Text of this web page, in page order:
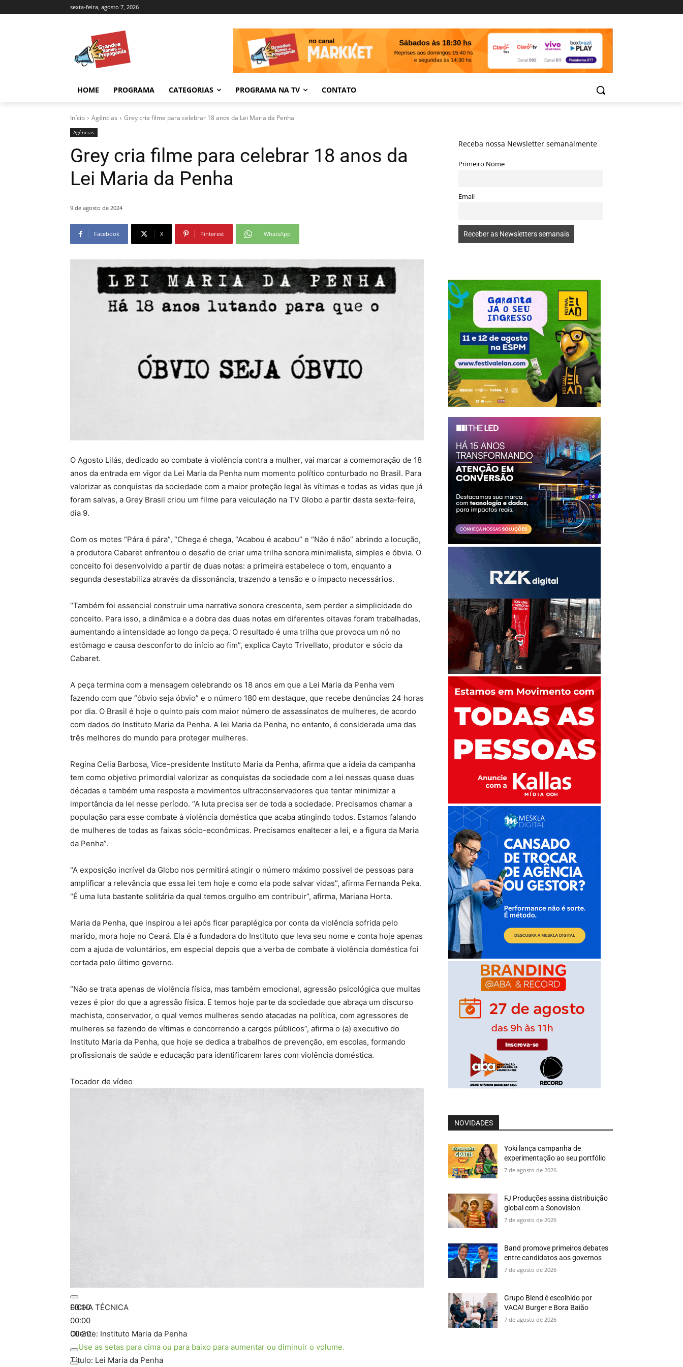
sexta-feira, agosto 7, 2026
HOME PROGRAMA CATEGORIAS PROGRAMA NA TV CONTATO
Início Agências Grey cria filme para celebrar 18 anos da Lei Maria da Penha
Agências
Grey cria filme para celebrar 18 anos da
Lei Maria da Penha
9 de agosto de 2024
Facebook X Pinterest WhatsApp
O Agosto Lilás, dedicado ao combate à violência contra a mulher, vai marcar a comemoração de 18
anos da entrada em vigor da Lei Maria da Penha num momento político conturbado no Brasil. Para
valorizar as conquistas da sociedade com a maior proteção legal às vítimas e todas as vidas que já
foram salvas, a Grey Brasil criou um filme para veiculação na TV Globo a partir desta sexta-feira,
dia 9.
Com os motes “Pára é pára”, “Chega é chega, “Acabou é acabou” e “Não é não” abrindo a locução,
a produtora Cabaret enfrentou o desafio de criar uma trilha sonora minimalista, simples e óbvia. O
conceito foi desenvolvido a partir de duas notas: a primeira estabelece o tom, enquanto a
segunda desestabiliza através da dissonância, trazendo a tensão e o impacto necessários.
“Também foi essencial construir uma narrativa sonora crescente, sem perder a simplicidade do
conceito. Para isso, a dinâmica e a dobra das duas notas em diferentes oitavas foram trabalhadas,
aumentando a intensidade ao longo da peça. O resultado é uma trilha que provoca um nó no
estômago e causa desconforto do início ao fim”, explica Cayto Trivellato, produtor e sócio da
Cabaret.
A peça termina com a mensagem celebrando os 18 anos em que a Lei Maria da Penha vem
fazendo com que “óbvio seja óbvio” e o número 180 em destaque, que recebe denúncias 24 horas
por dia. O Brasil é hoje o quinto país com maior número de assassinatos de mulheres, de acordo
com dados do Instituto Maria da Penha. A lei Maria da Penha, no entanto, é considerada uma das
três melhores do mundo para proteger mulheres.
Regina Celia Barbosa, Vice-presidente Instituto Maria da Penha, afirma que a ideia da campanha
tem como objetivo primordial valorizar as conquistas da sociedade com a lei nessas quase duas
décadas e também uma resposta a movimentos ultraconservadores que tentar minimizar a
importância da lei nesse período. “A luta precisa ser de toda a sociedade. Precisamos chamar a
população para esse combate à violência doméstica que acaba atingindo todos. Estamos falando
de mulheres de todas as faixas sócio-econômicas. Precisamos enaltecer a lei, e a figura da Maria
da Penha”.
“A exposição incrível da Globo nos permitirá atingir o número máximo possível de pessoas para
amplificar a relevância que essa lei tem hoje e como ela pode salvar vidas”, afirma Fernanda Peka.
“É uma luta bastante solitária da qual temos orgulho em contribuir”, afirma, Mariana Horta.
Maria da Penha, que inspirou a lei após ficar paraplégica por conta da violência sofrida pelo
marido, mora hoje no Ceará. Ela é a fundadora do Instituto que leva seu nome e conta hoje apenas
com a ajuda de voluntários, em especial depois que a verba de combate à violência doméstica foi
cortada pelo último governo.
“Não se trata apenas de violência física, mas também emocional, agressão psicológica que muitas
vezes é pior do que a agressão física. E temos hoje parte da sociedade que abraça um discurso
machista, conservador, o qual vemos mulheres sendo atacadas na política, com agressores de
mulheres se fazendo de vítimas e concorrendo a cargos públicos”, afirma o (a) executivo do
Instituto Maria da Penha, que hoje se dedica a trabalhos de prevenção, em escolas, formando
profissionais de saúde e educação para identificarem lares com violência doméstica.
Tocador de vídeo
00:00
00:00
00:30
Use as setas para cima ou para baixo para aumentar ou diminuir o volume.
FICHA TÉCNICA
Cliente: Instituto Maria da Penha
Título: Lei Maria da Penha
Receba nossa Newsletter semanalmente
Primeiro Nome
Email
NOVIDADES
Yoki lança campanha de
experimentação ao seu portfólio
7 de agosto de 2026
FJ Produções assina distribuição
global com a Sonovision
7 de agosto de 2026
Band promove primeiros debates
entre candidatos aos governos
7 de agosto de 2026
Grupo Blend é escolhido por
VACA! Burger e Bora Baião
7 de agosto de 2026